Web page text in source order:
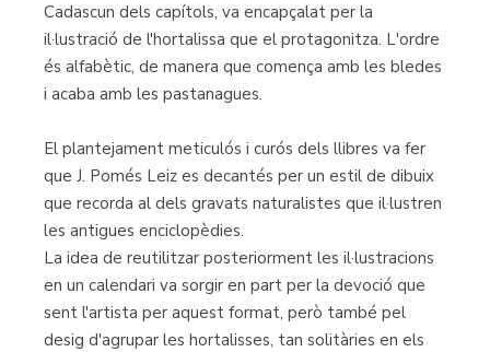
Cadascun dels capítols, va encapçalat per la
il·lustració de l'hortalissa que el protagonitza. L'ordre
és alfabètic, de manera que comença amb les bledes
i acaba amb les pastanagues.
El plantejament meticulós i curós dels llibres va fer
que J. Pomés Leiz es decantés per un estil de dibuix
que recorda al dels gravats naturalistes que il·lustren
les antigues enciclopèdies.
La idea de reutilitzar posteriorment les il·lustracions
en un calendari va sorgir en part per la devoció que
sent l'artista per aquest format, però també pel
desig d'agrupar les hortalisses, tan solitàries en els